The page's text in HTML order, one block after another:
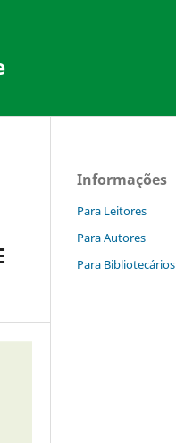
Informações
Para Leitores
Para Autores
Para Bibliotecários